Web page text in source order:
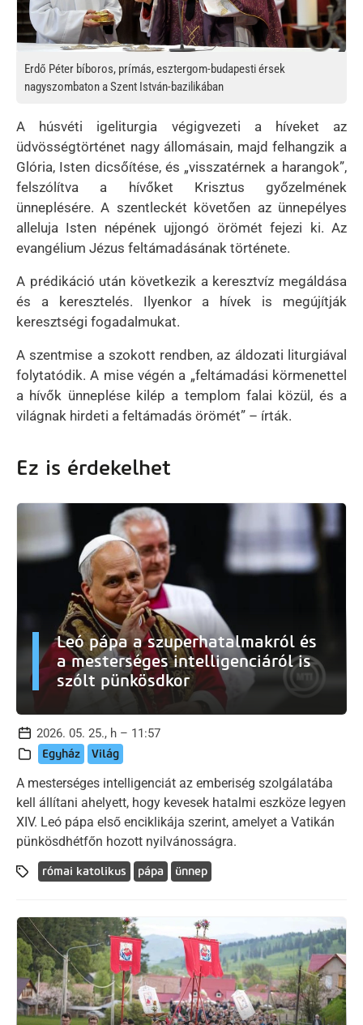
Erdő Péter bíboros, prímás, esztergom-budapesti érsek
nagyszombaton a Szent István-bazilikában
A húsvéti igeliturgia végigvezeti a híveket az
üdvösségtörténet nagy állomásain, majd felhangzik a
Glória, Isten dicsőítése, és „visszatérnek a harangok”,
felszólítva a hívőket Krisztus győzelmének
ünneplésére. A szentleckét követően az ünnepélyes
alleluja Isten népének ujjongó örömét fejezi ki. Az
evangélium Jézus feltámadásának története.
A prédikáció után következik a keresztvíz megáldása
és a keresztelés. Ilyenkor a hívek is megújítják
keresztségi fogadalmukat.
A szentmise a szokott rendben, az áldozati liturgiával
folytatódik. A mise végén a „feltámadási körmenettel
a hívők ünneplése kilép a templom falai közül, és a
világnak hirdeti a feltámadás örömét” – írták.
Ez is érdekelhet
Leó pápa a szuperhatalmakról és
a mesterséges intelligenciáról is
szólt pünkösdkor
2026. 05. 25., h – 11:57
Egyház Világ
A mesterséges intelligenciát az emberiség szolgálatába
kell állítani ahelyett, hogy kevesek hatalmi eszköze legyen
XIV. Leó pápa első enciklikája szerint, amelyet a Vatikán
pünkösdhétfőn hozott nyilvánosságra.
római katolikus pápa ünnep